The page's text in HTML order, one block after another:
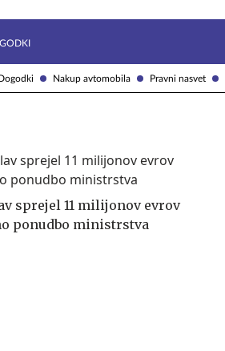
Nakup avtomobila Pravni nasvet
sprejel 11 milijonov evrov
ponudbo ministrstva